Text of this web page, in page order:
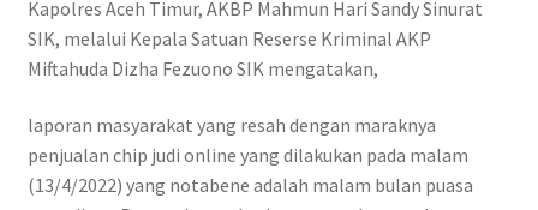
Kapolres Aceh Timur, AKBP Mahmun Hari Sandy Sinurat
SIK, melalui Kepala Satuan Reserse Kriminal AKP
Miftahuda Dizha Fezuono SIK mengatakan,
laporan masyarakat yang resah dengan maraknya
penjualan chip judi online yang dilakukan pada malam
(13/4/2022) yang notabene adalah malam bulan puasa